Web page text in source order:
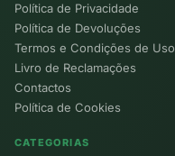
Política de Privacidade
Política de Devoluções
Termos e Condições de Uso
Livro de Reclamações
Contactos
Política de Cookies
CATEGORIAS